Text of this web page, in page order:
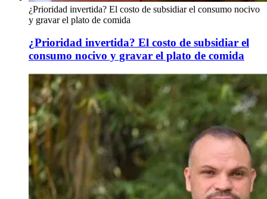
¿Prioridad invertida? El costo de subsidiar el consumo nocivo
y gravar el plato de comida
¿Prioridad invertida? El costo de subsidiar el
consumo nocivo y gravar el plato de comida